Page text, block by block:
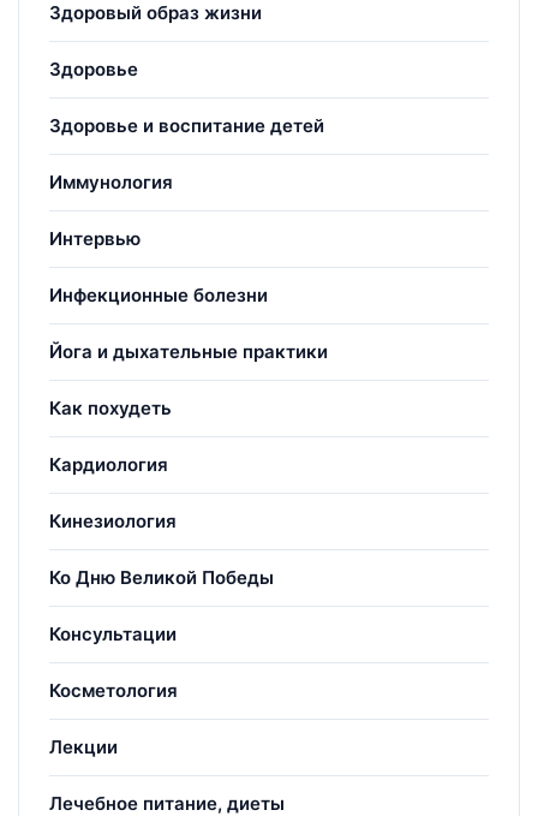
Здоровый образ жизни
Здоровье
Здоровье и воспитание детей
Иммунология
Интервью
Инфекционные болезни
Йога и дыхательные практики
Как похудеть
Кардиология
Кинезиология
Ко Дню Великой Победы
Консультации
Косметология
Лекции
Лечебное питание, диеты